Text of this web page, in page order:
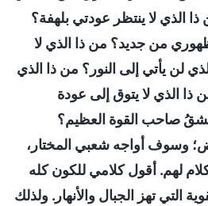
الذي لا ينتظر عودتي بلهفة؟
من جديد؟ من ذا الذي لا
لن يأتي إلى النور؟ من ذا الذي
ذا الذي لا يتوق إلى عودة
صاحب القوة العظيم؟
وسوف أواجه شعبي المختار،
لهم. أقول كلامي للكون كله
التي تهز الجبال والأنهار. ولذلك